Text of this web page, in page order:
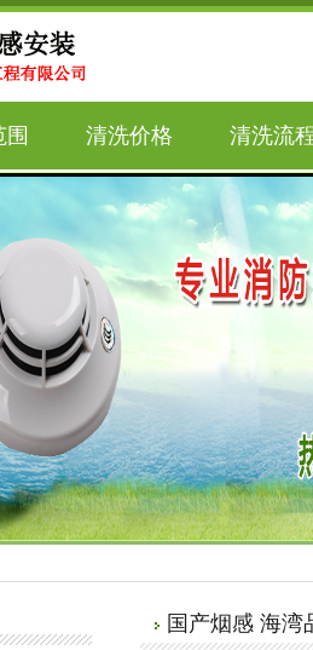
清洗价格 清洗流
国产烟感 海湾